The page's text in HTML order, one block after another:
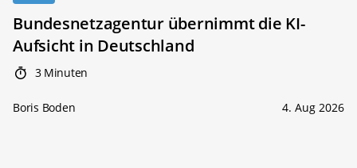
Bundesnetzagentur übernimmt die KI-
Aufsicht in Deutschland
3 Minuten
Boris Boden 4. Aug 2026